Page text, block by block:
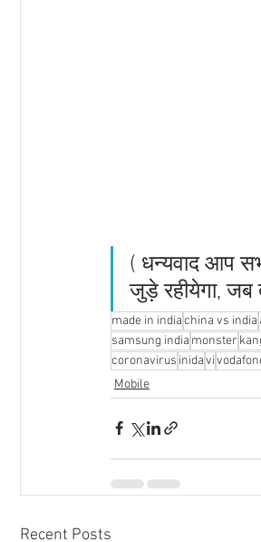
( धन्यवाद आप
जुड़े रहीयेगा,
made in indiachina vs india
samsung india monster
coronavirus inidavi
Mobile
Recent Posts